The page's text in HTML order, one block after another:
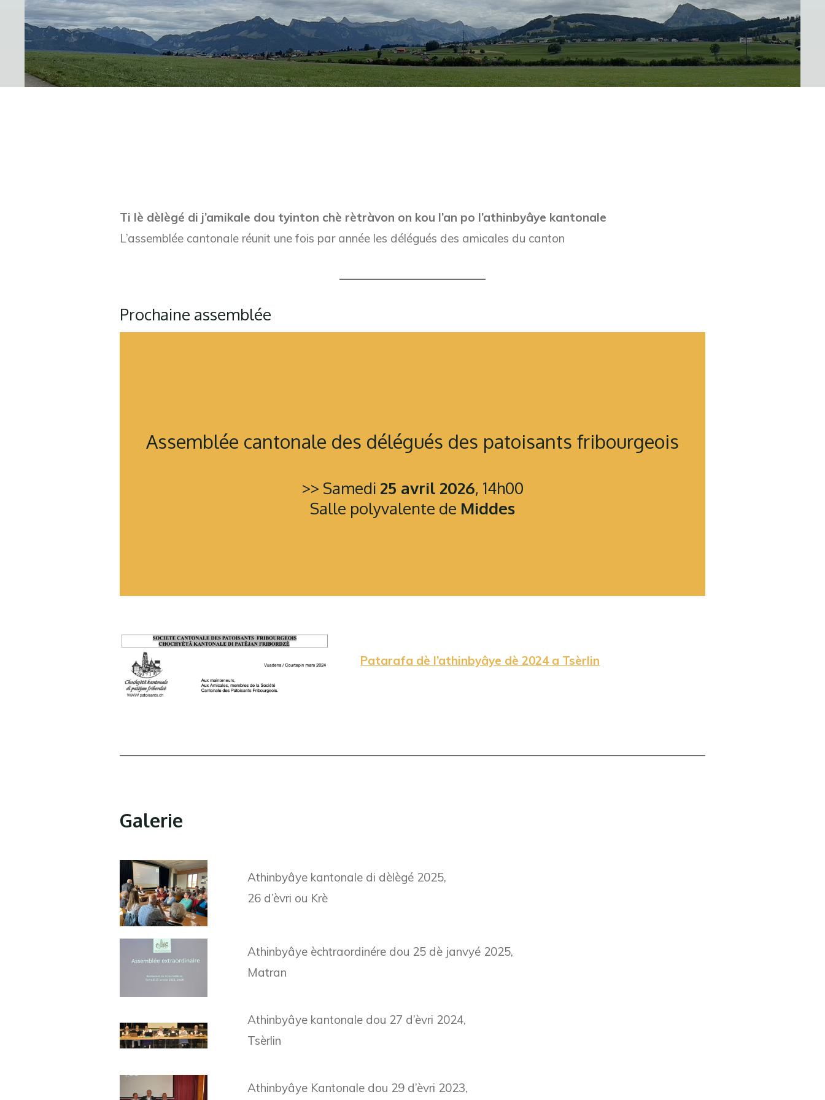
Ti lè dèlègé di j’amikale dou tyinton chè rètràvon on kou l’an po l’athinbyâye kantonale
L’assemblée cantonale réunit une fois par année les délégués des amicales du canton
Prochaine assemblée
Assemblée cantonale des délégués des patoisants fribourgeois
>> Samedi 25 avril 2026, 14h00
Salle polyvalente de Middes
Patarafa dè l’athinbyâye dè 2024 a Tsèrlin
Galerie
Athinbyâye kantonale di dèlègé 2025,
26 d’èvri ou Krè
Athinbyâye èchtraordinére dou 25 dè janvyé 2025,
Matran
Athinbyâye kantonale dou 27 d’èvri 2024,
Tsèrlin
Athinbyâye Kantonale dou 29 d’èvri 2023,